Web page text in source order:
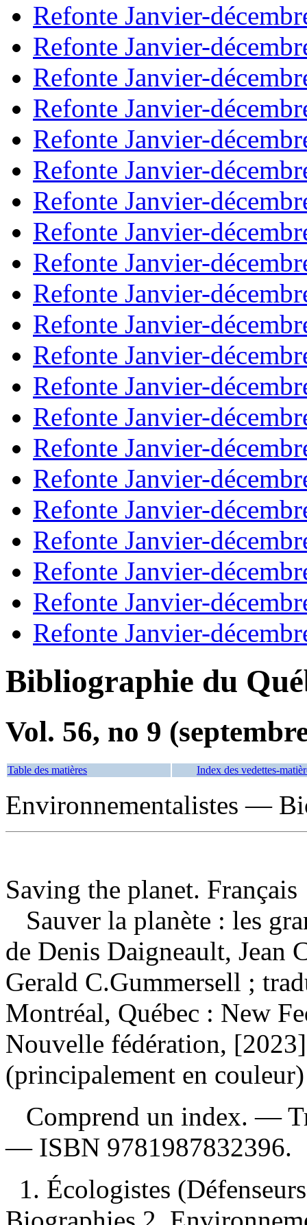
Refonte Janvier-
Refonte Janvier-
Refonte Janvier-
Refonte Janvier-
Refonte Janvier-
Refonte Janvier-
Refonte Janvier-
Refonte Janvier-
Refonte Janvier-
Refonte Janvier-
Refonte Janvier-
Refonte Janvier-
Refonte Janvier-
Refonte Janvier-
Refonte Janvier-
Refonte Janvier-
Refonte Janvier-
Refonte Janvier-
Refonte Janvier-
Refonte Janvier-
Refonte Janvier-
Bibliographie du
Vol. 56, no 9
Table des matières Index des vedettes-
Environnementalistes —
Saving the planet. Français
Sauver la planète : les
de Denis Daigneault, Jean
Gerald C.Gummersell ;
Montréal, Québec : New
Nouvelle fédération,
(principalement en
Comprend un index. —
— ISBN 9781987832396.
1. Écologistes